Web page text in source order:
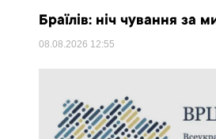
Браїлів: ніч чування за
08.08.2026 12:55